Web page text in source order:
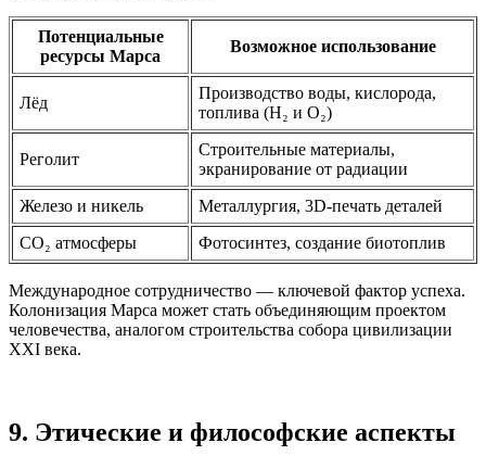
Потенциальные
ресурсы Марса
Возможное использование
Лёд
Производство воды, кислорода,
топлива (H₂ и O₂)
Реголит
Строительные материалы,
экранирование от радиации
Железо и никель
Металлургия, 3D-печать деталей
CO₂ атмосферы
Фотосинтез, создание биотоплив
Международное сотрудничество — ключевой фактор успеха.
Колонизация Марса может стать объединяющим проектом
человечества, аналогом строительства собора цивилизации
XXI века.
9. Этические и философские аспекты